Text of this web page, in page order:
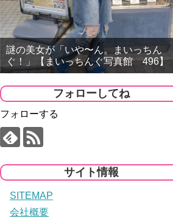
謎の美女が「いや〜ん。まいっちん
ぐ！」【まいっちんぐ写真館 496】
フォローしてね
フォローする
サイト情報
SITEMAP
会社概要